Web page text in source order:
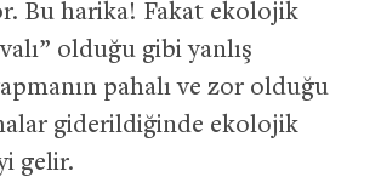
Bu harika! Fakat ekolojik
olduğu gibi yanlış
pahalı ve zor olduğu
giderildiğinde ekolojik
gelir.